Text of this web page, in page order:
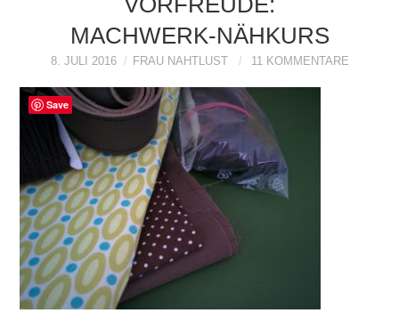
MACHWERK-NÄHKURS
8. JULI 2016 FRAU NAHTLUST 11 KOMMENTARE
Save